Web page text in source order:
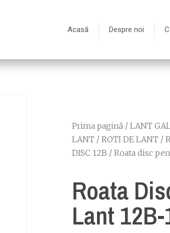
Acasă Despre noi
Prima pagină / LANT
LANT / ROTI DE LANT /
DISC 12B / Roata disc
Roata
Lant